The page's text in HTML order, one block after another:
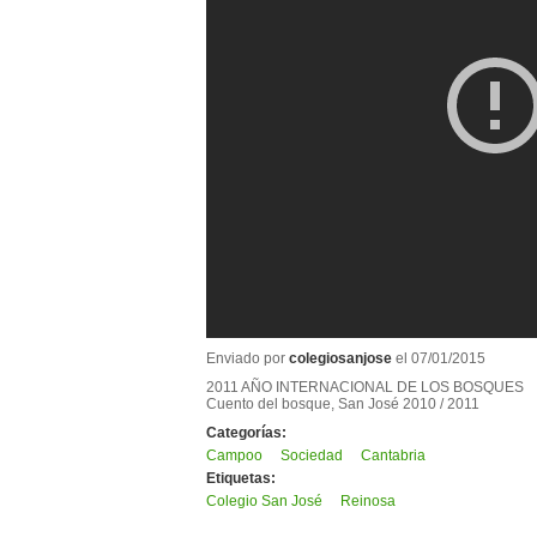
Enviado por colegiosanjose el 07/01/2015
2011 AÑO INTERNACIONAL DE LOS BOSQUES
Cuento del bosque, San José 2010 / 2011
Categorías:
Campoo
Sociedad
Cantabria
Etiquetas:
Colegio San José
Reinosa